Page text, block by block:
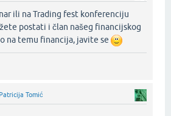
ili na Trading fest konferenciju
postati i član našeg financijskog
na temu financija, javite se
Patricija Tomić